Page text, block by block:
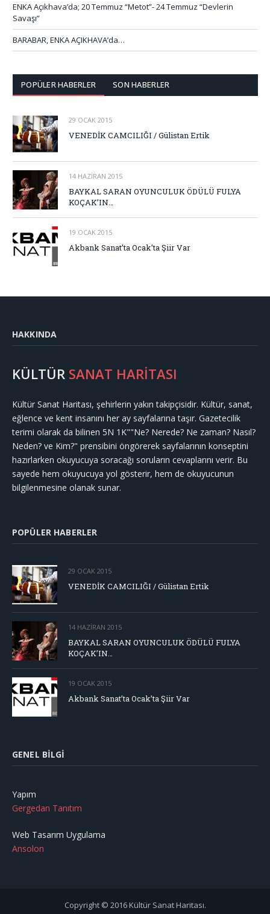
ENKA Açıkhava’da; 20 Temmuz “Metot”- 24 Temmuz “Devlerin
Savaşı”
BARABAR, ENKA AÇIKHAVA’da…
POPÜLER HABERLER SON HABERLER
29 OCAK 2015
VENEDİK CAMCILIĞI / Gülistan Ertik
14 HAZIRAN 2015
BAYKAL SARAN OYUNCULUK ÖDÜLÜ FULYA
KOÇAK’IN…
19 OCAK 2015
Akbank Sanat’ta Ocak’ta Şiir Var
HAKKINDA
KÜLTÜR SANAT HARİTASI
Kültür Sanat Haritası, şehirlerin yakın takipçisidir. Kültür, sanat,
eğlence ve kent insanını her ay sayfalarına taşır. Gazetecilik
terimi olarak da bilinen 5N 1K""Ne? Nerede? Ne zaman? Nasıl?
Neden? ve Kim?" prensibini öngörerek sayfalarının konseptini
hazırlarken okuyucuya soracağı soruların cevaplarını verir. Bu
sayede hem okuyucuya yol gösterir, hem de okuyucunun
bilgilenmesine olanak sunar.
POPÜLER HABERLER
29 OCAK 2015
VENEDİK CAMCILIĞI / Gülistan Ertik
14 HAZIRAN 2015
BAYKAL SARAN OYUNCULUK ÖDÜLÜ FULYA
KOÇAK’IN…
19 OCAK 2015
Akbank Sanat’ta Ocak’ta Şiir Var
GENEL BILGI
Yapım
Gergedan Tanıtım
Web Tasarım Uygulama
Ansolon
Copyright © 2016 Kültür Sanat Haritası.